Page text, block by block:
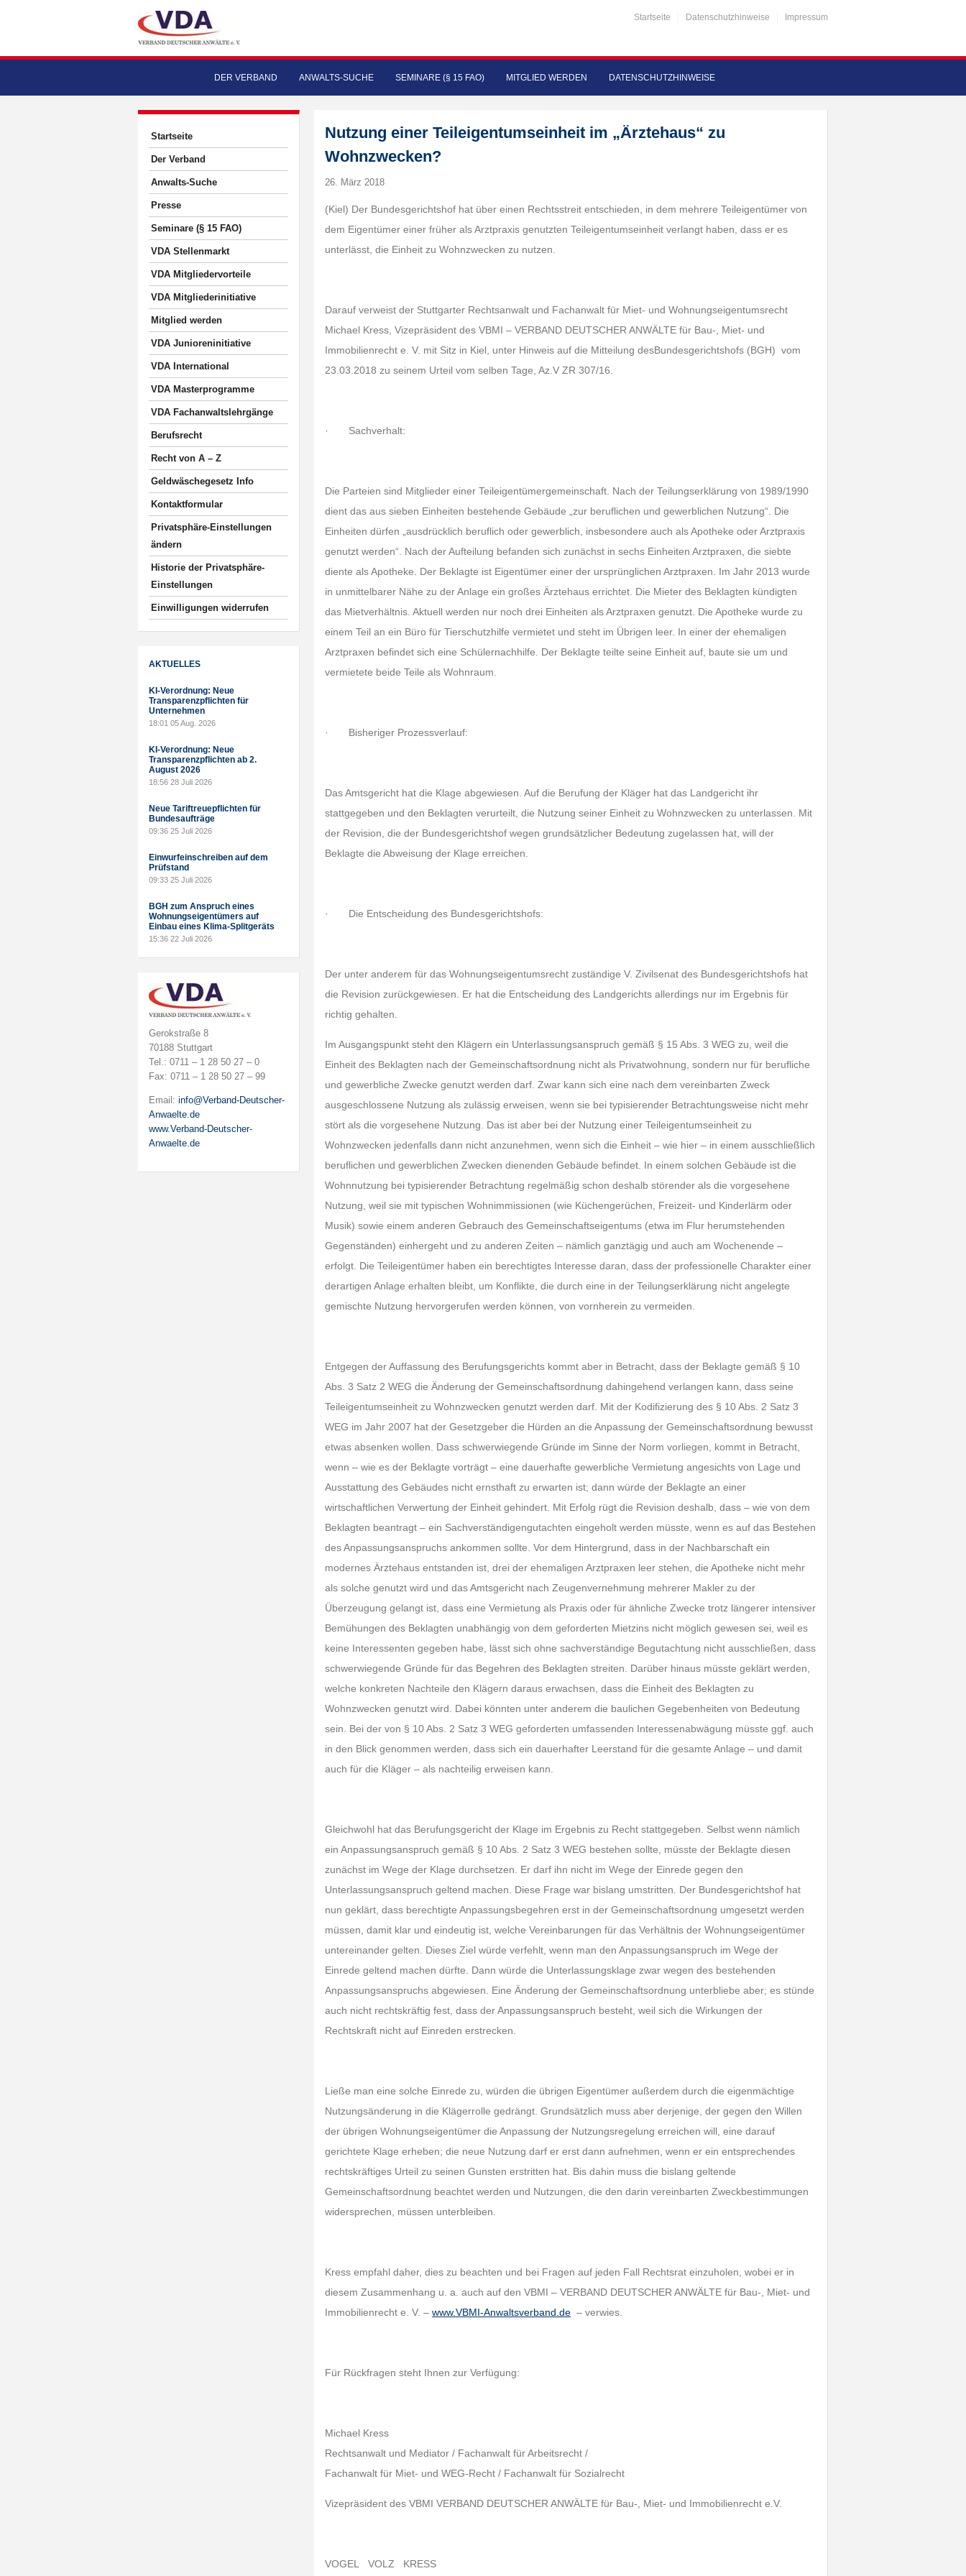
Startseite Datenschutzhinweise Impressum
DER VERBAND ANWALTS-SUCHE SEMINARE (§ 15 FAO) MITGLIED WERDEN DATENSCHUTZHINWEISE
Startseite
Der Verband
Anwalts-Suche
Presse
Seminare (§ 15 FAO)
VDA Stellenmarkt
VDA Mitgliedervorteile
VDA Mitgliederinitiative
Mitglied werden
VDA Junioreninitiative
VDA International
VDA Masterprogramme
VDA Fachanwaltslehrgänge
Berufsrecht
Recht von A – Z
Geldwäschegesetz Info
Kontaktformular
Privatsphäre-Einstellungen
ändern
Historie der Privatsphäre-
Einstellungen
Einwilligungen widerrufen
AKTUELLES
KI-Verordnung: Neue
Transparenzpflichten für
Unternehmen
18:01 05 Aug. 2026
KI-Verordnung: Neue
Transparenzpflichten ab 2.
August 2026
18:56 28 Juli 2026
Neue Tariftreuepflichten für
Bundesaufträge
09:36 25 Juli 2026
Einwurfeinschreiben auf dem
Prüfstand
09:33 25 Juli 2026
BGH zum Anspruch eines
Wohnungseigentümers auf
Einbau eines Klima-Splitgeräts
15:36 22 Juli 2026
Gerokstraße 8
70188 Stuttgart
Tel.: 0711 – 1 28 50 27 – 0
Fax: 0711 – 1 28 50 27 – 99
Email: info@Verband-Deutscher-
Anwaelte.de
www.Verband-Deutscher-
Anwaelte.de
Nutzung einer Teileigentumseinheit im „Ärztehaus“ zu
Wohnzwecken?
26. März 2018
(Kiel) Der Bundesgerichtshof hat über einen Rechtsstreit entschieden, in dem mehrere Teileigentümer von
dem Eigentümer einer früher als Arztpraxis genutzten Teileigentumseinheit verlangt haben, dass er es
unterlässt, die Einheit zu Wohnzwecken zu nutzen.
Darauf verweist der Stuttgarter Rechtsanwalt und Fachanwalt für Miet- und Wohnungseigentumsrecht
Michael Kress, Vizepräsident des VBMI – VERBAND DEUTSCHER ANWÄLTE für Bau-, Miet- und
Immobilienrecht e. V. mit Sitz in Kiel, unter Hinweis auf die Mitteilung desBundesgerichtshofs (BGH) vom
23.03.2018 zu seinem Urteil vom selben Tage, Az.V ZR 307/16.
· Sachverhalt:
Die Parteien sind Mitglieder einer Teileigentümergemeinschaft. Nach der Teilungserklärung von 1989/1990
dient das aus sieben Einheiten bestehende Gebäude „zur beruflichen und gewerblichen Nutzung“. Die
Einheiten dürfen „ausdrücklich beruflich oder gewerblich, insbesondere auch als Apotheke oder Arztpraxis
genutzt werden“. Nach der Aufteilung befanden sich zunächst in sechs Einheiten Arztpraxen, die siebte
diente als Apotheke. Der Beklagte ist Eigentümer einer der ursprünglichen Arztpraxen. Im Jahr 2013 wurde
in unmittelbarer Nähe zu der Anlage ein großes Ärztehaus errichtet. Die Mieter des Beklagten kündigten
das Mietverhältnis. Aktuell werden nur noch drei Einheiten als Arztpraxen genutzt. Die Apotheke wurde zu
einem Teil an ein Büro für Tierschutzhilfe vermietet und steht im Übrigen leer. In einer der ehemaligen
Arztpraxen befindet sich eine Schülernachhilfe. Der Beklagte teilte seine Einheit auf, baute sie um und
vermietete beide Teile als Wohnraum.
· Bisheriger Prozessverlauf:
Das Amtsgericht hat die Klage abgewiesen. Auf die Berufung der Kläger hat das Landgericht ihr
stattgegeben und den Beklagten verurteilt, die Nutzung seiner Einheit zu Wohnzwecken zu unterlassen. Mit
der Revision, die der Bundesgerichtshof wegen grundsätzlicher Bedeutung zugelassen hat, will der
Beklagte die Abweisung der Klage erreichen.
· Die Entscheidung des Bundesgerichtshofs:
Der unter anderem für das Wohnungseigentumsrecht zuständige V. Zivilsenat des Bundesgerichtshofs hat
die Revision zurückgewiesen. Er hat die Entscheidung des Landgerichts allerdings nur im Ergebnis für
richtig gehalten.
Im Ausgangspunkt steht den Klägern ein Unterlassungsanspruch gemäß § 15 Abs. 3 WEG zu, weil die
Einheit des Beklagten nach der Gemeinschaftsordnung nicht als Privatwohnung, sondern nur für berufliche
und gewerbliche Zwecke genutzt werden darf. Zwar kann sich eine nach dem vereinbarten Zweck
ausgeschlossene Nutzung als zulässig erweisen, wenn sie bei typisierender Betrachtungsweise nicht mehr
stört als die vorgesehene Nutzung. Das ist aber bei der Nutzung einer Teileigentumseinheit zu
Wohnzwecken jedenfalls dann nicht anzunehmen, wenn sich die Einheit – wie hier – in einem ausschließlich
beruflichen und gewerblichen Zwecken dienenden Gebäude befindet. In einem solchen Gebäude ist die
Wohnnutzung bei typisierender Betrachtung regelmäßig schon deshalb störender als die vorgesehene
Nutzung, weil sie mit typischen Wohnimmissionen (wie Küchengerüchen, Freizeit- und Kinderlärm oder
Musik) sowie einem anderen Gebrauch des Gemeinschaftseigentums (etwa im Flur herumstehenden
Gegenständen) einhergeht und zu anderen Zeiten – nämlich ganztägig und auch am Wochenende –
erfolgt. Die Teileigentümer haben ein berechtigtes Interesse daran, dass der professionelle Charakter einer
derartigen Anlage erhalten bleibt, um Konflikte, die durch eine in der Teilungserklärung nicht angelegte
gemischte Nutzung hervorgerufen werden können, von vornherein zu vermeiden.
Entgegen der Auffassung des Berufungsgerichts kommt aber in Betracht, dass der Beklagte gemäß § 10
Abs. 3 Satz 2 WEG die Änderung der Gemeinschaftsordnung dahingehend verlangen kann, dass seine
Teileigentumseinheit zu Wohnzwecken genutzt werden darf. Mit der Kodifizierung des § 10 Abs. 2 Satz 3
WEG im Jahr 2007 hat der Gesetzgeber die Hürden an die Anpassung der Gemeinschaftsordnung bewusst
etwas absenken wollen. Dass schwerwiegende Gründe im Sinne der Norm vorliegen, kommt in Betracht,
wenn – wie es der Beklagte vorträgt – eine dauerhafte gewerbliche Vermietung angesichts von Lage und
Ausstattung des Gebäudes nicht ernsthaft zu erwarten ist; dann würde der Beklagte an einer
wirtschaftlichen Verwertung der Einheit gehindert. Mit Erfolg rügt die Revision deshalb, dass – wie von dem
Beklagten beantragt – ein Sachverständigengutachten eingeholt werden müsste, wenn es auf das Bestehen
des Anpassungsanspruchs ankommen sollte. Vor dem Hintergrund, dass in der Nachbarschaft ein
modernes Ärztehaus entstanden ist, drei der ehemaligen Arztpraxen leer stehen, die Apotheke nicht mehr
als solche genutzt wird und das Amtsgericht nach Zeugenvernehmung mehrerer Makler zu der
Überzeugung gelangt ist, dass eine Vermietung als Praxis oder für ähnliche Zwecke trotz längerer intensiver
Bemühungen des Beklagten unabhängig von dem geforderten Mietzins nicht möglich gewesen sei, weil es
keine Interessenten gegeben habe, lässt sich ohne sachverständige Begutachtung nicht ausschließen, dass
schwerwiegende Gründe für das Begehren des Beklagten streiten. Darüber hinaus müsste geklärt werden,
welche konkreten Nachteile den Klägern daraus erwachsen, dass die Einheit des Beklagten zu
Wohnzwecken genutzt wird. Dabei könnten unter anderem die baulichen Gegebenheiten von Bedeutung
sein. Bei der von § 10 Abs. 2 Satz 3 WEG geforderten umfassenden Interessenabwägung müsste ggf. auch
in den Blick genommen werden, dass sich ein dauerhafter Leerstand für die gesamte Anlage – und damit
auch für die Kläger – als nachteilig erweisen kann.
Gleichwohl hat das Berufungsgericht der Klage im Ergebnis zu Recht stattgegeben. Selbst wenn nämlich
ein Anpassungsanspruch gemäß § 10 Abs. 2 Satz 3 WEG bestehen sollte, müsste der Beklagte diesen
zunächst im Wege der Klage durchsetzen. Er darf ihn nicht im Wege der Einrede gegen den
Unterlassungsanspruch geltend machen. Diese Frage war bislang umstritten. Der Bundesgerichtshof hat
nun geklärt, dass berechtigte Anpassungsbegehren erst in der Gemeinschaftsordnung umgesetzt werden
müssen, damit klar und eindeutig ist, welche Vereinbarungen für das Verhältnis der Wohnungseigentümer
untereinander gelten. Dieses Ziel würde verfehlt, wenn man den Anpassungsanspruch im Wege der
Einrede geltend machen dürfte. Dann würde die Unterlassungsklage zwar wegen des bestehenden
Anpassungsanspruchs abgewiesen. Eine Änderung der Gemeinschaftsordnung unterbliebe aber; es stünde
auch nicht rechtskräftig fest, dass der Anpassungsanspruch besteht, weil sich die Wirkungen der
Rechtskraft nicht auf Einreden erstrecken.
Ließe man eine solche Einrede zu, würden die übrigen Eigentümer außerdem durch die eigenmächtige
Nutzungsänderung in die Klägerrolle gedrängt. Grundsätzlich muss aber derjenige, der gegen den Willen
der übrigen Wohnungseigentümer die Anpassung der Nutzungsregelung erreichen will, eine darauf
gerichtete Klage erheben; die neue Nutzung darf er erst dann aufnehmen, wenn er ein entsprechendes
rechtskräftiges Urteil zu seinen Gunsten erstritten hat. Bis dahin muss die bislang geltende
Gemeinschaftsordnung beachtet werden und Nutzungen, die den darin vereinbarten Zweckbestimmungen
widersprechen, müssen unterbleiben.
Kress empfahl daher, dies zu beachten und bei Fragen auf jeden Fall Rechtsrat einzuholen, wobei er in
diesem Zusammenhang u. a. auch auf den VBMI – VERBAND DEUTSCHER ANWÄLTE für Bau-, Miet- und
Immobilienrecht e. V. –www.VBMI-Anwaltsverband.de – verwies.
Für Rückfragen steht Ihnen zur Verfügung:
Michael Kress
Rechtsanwalt und Mediator / Fachanwalt für Arbeitsrecht /
Fachanwalt für Miet- und WEG-Recht / Fachanwalt für Sozialrecht
Vizepräsident des VBMI VERBAND DEUTSCHER ANWÄLTE für Bau-, Miet- und Immobilienrecht e.V.
VOGEL VOLZ KRESS